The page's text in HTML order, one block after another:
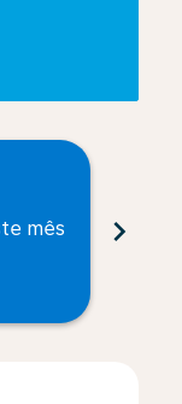
mês
chevron_right